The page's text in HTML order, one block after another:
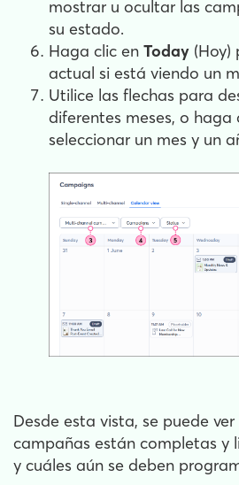
mostrar u ocultar las
su estado.
Haga clic en Today (Hoy)
actual si está viendo un
Utilice las flechas para
diferentes meses, o haga
seleccionar un mes y un
Desde esta vista, se puede
campañas están completas y
y cuáles aún se deben